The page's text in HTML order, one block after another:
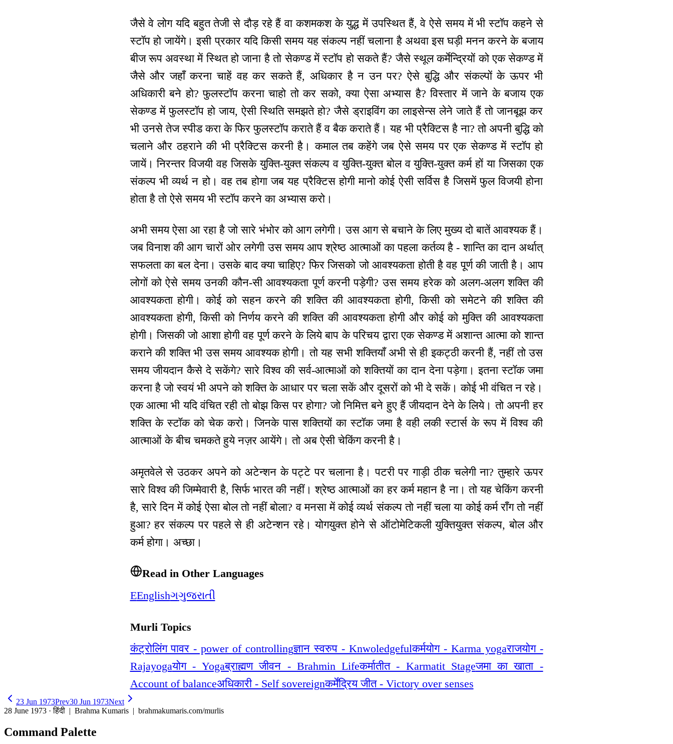
जैसे वे लोग यदि बहुत तेजी से दौड़ रहे हैं वा कशमकश के युद्ध में उपस्थित हैं, वे ऐसे समय में भी स्टॉप कहने से
स्टॉप हो जायेंगे। इसी प्रकार यदि किसी समय यह संकल्प नहीं चलाना है अथवा इस घड़ी मनन करने के बजाय
बीज रूप अवस्था में स्थित हो जाना है तो सेकण्ड में स्टॉप हो सकते हैं? जैसे स्थूल कर्मेन्द्रियों को एक सेकण्ड में
जैसे और जहाँ करना चाहें वह कर सकते हैं, अधिकार है न उन पर? ऐसे बुद्धि और संकल्पों के ऊपर भी
अधिकारी बने हो? फुलस्टॉप करना चाहो तो कर सको, क्या ऐसा अभ्यास है? विस्तार में जाने के बजाय एक
सेकण्ड में फुलस्टॉप हो जाय, ऐसी स्थिति समझते हो? जैसे ड्राइविंग का लाइसेन्स लेने जाते हैं तो जानबूझ कर
भी उनसे तेज स्पीड करा के फिर फुलस्टॉप कराते हैं व बैक कराते हैं। यह भी प्रैक्टिस है ना? तो अपनी बुद्धि को
चलाने और ठहराने की भी प्रैक्टिस करनी है। कमाल तब कहेंगे जब ऐसे समय पर एक सेकण्ड में स्टॉप हो
जायें। निरन्तर विजयी वह जिसके युक्ति-युक्त संकल्प व युक्ति-युक्त बोल व युक्ति-युक्त कर्म हों या जिसका एक
संकल्प भी व्यर्थ न हो। वह तब होगा जब यह प्रैक्टिस होगी मानो कोई ऐसी सर्विस है जिसमें फुल विजयी होना
होता है तो ऐसे समय भी स्टॉप करने का अभ्यास करो।
अभी समय ऐसा आ रहा है जो सारे भंभोर को आग लगेगी। उस आग से बचाने के लिए मुख्य दो बातें आवश्यक हैं।
जब विनाश की आग चारों ओर लगेगी उस समय आप श्रेष्ठ आत्माओं का पहला कर्तव्य है - शान्ति का दान अर्थात्
सफलता का बल देना। उसके बाद क्या चाहिए? फिर जिसको जो आवश्यकता होती है वह पूर्ण की जाती है। आप
लोगों को ऐसे समय उनकी कौन-सी आवश्यकता पूर्ण करनी पड़ेगी? उस समय हरेक को अलग-अलग शक्ति की
आवश्यकता होगी। कोई को सहन करने की शक्ति की आवश्यकता होगी, किसी को समेटने की शक्ति की
आवश्यकता होगी, किसी को निर्णय करने की शक्ति की आवश्यकता होगी और कोई को मुक्ति की आवश्यकता
होगी। जिसकी जो आशा होगी वह पूर्ण करने के लिये बाप के परिचय द्वारा एक सेकण्ड में अशान्त आत्मा को शान्त
कराने की शक्ति भी उस समय आवश्यक होगी। तो यह सभी शक्तियाँ अभी से ही इकट्ठी करनी हैं, नहीं तो उस
समय जीयदान कैसे दे सकेंगे? सारे विश्व की सर्व-आत्माओं को शक्तियों का दान देना पड़ेगा। इतना स्टॉक जमा
करना है जो स्वयं भी अपने को शक्ति के आधार पर चला सकें और दूसरों को भी दे सकें। कोई भी वंचित न रहे।
एक आत्मा भी यदि वंचित रही तो बोझ किस पर होगा? जो निमित्त बने हुए हैं जीयदान देने के लिये। तो अपनी हर
शक्ति के स्टॉक को चेक करो। जिनके पास शक्तियों का स्टॉक जमा है वही लकी स्टार्स के रूप में विश्व की
आत्माओं के बीच चमकते हुये नज़र आयेंगे। तो अब ऐसी चेकिंग करनी है।
अमृतवेले से उठकर अपने को अटेन्शन के पट्टे पर चलाना है। पटरी पर गाड़ी ठीक चलेगी ना? तुम्हारे ऊपर
सारे विश्व की जिम्मेवारी है, सिर्फ भारत की नहीं। श्रेष्ठ आत्माओं का हर कर्म महान है ना। तो यह चेकिंग करनी
है, सारे दिन में कोई ऐसा बोल तो नहीं बोला? व मनसा में कोई व्यर्थ संकल्प तो नहीं चला या कोई कर्म राँग तो नहीं
हुआ? हर संकल्प पर पहले से ही अटेन्शन रहे। योगयुक्त होने से ऑटोमेटिकली युक्तियुक्त संकल्प, बोल और
कर्म होगा। अच्छा।
Read in Other Languages
EEnglishગગુજરાતી
Murli Topics
कंट्रोलिंग पावर - power of controllingज्ञान स्वरुप - Knwoledgefulकर्मयोग - Karma yogaराजयोग -
Rajayogaयोग - Yogaब्राह्मण जीवन - Brahmin Lifeकर्मातीत - Karmatit Stageजमा का खाता -
Account of balanceअधिकारी - Self sovereignकर्मेंद्रिय जीत - Victory over senses
23 Jun 1973Prev30 Jun 1973Next
28 June 1973 · हिंदी | Brahma Kumaris | brahmakumaris.com/murlis
Command Palette